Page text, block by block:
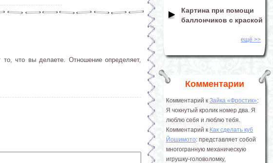
что вы делаете. Отношение определяет,
Картина при помощи
баллончиков с краской
ещё >>
Комментарии
Комментарий к Зайка «Фростик»:
Я чокнутый кролик номер два. Я
люблю себя и люблю тебя.
Комментарий к Как сделать куб
Йошимото: представляет собой
многогранную механическую
игрушку-головоломку,